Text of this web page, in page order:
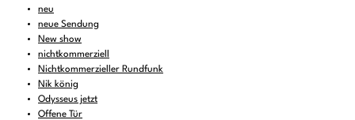
neu
neue Sendung
New show
nichtkommerziell
Nichtkommerzieller Rundfunk
Nik könig
Odysseus jetzt
Offene Tür